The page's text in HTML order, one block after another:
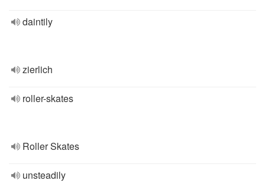
daintily
zierlich
roller-skates
Roller Skates
unsteadily